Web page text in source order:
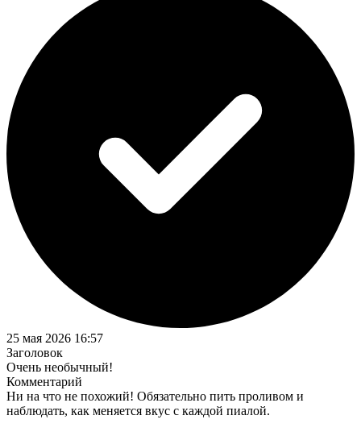
25 мая 2026 16:57
Заголовок
Очень необычный!
Комментарий
Ни на что не похожий! Обязательно пить проливом и
наблюдать, как меняется вкус с каждой пиалой.